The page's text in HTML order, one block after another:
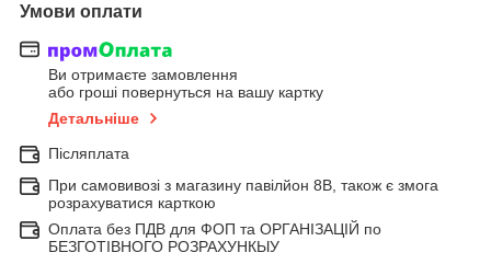
Умови оплати
Ви отримаєте замовлення
або гроші повернуться на вашу картку
Детальніше
Післяплата
При самовивозі з магазину павілйон 8В, також є змога
розрахуватися карткою
Оплата без ПДВ для ФОП та ОРГАНІЗАЦІЙ по
БЕЗГОТІВНОГО РОЗРАХУНКЫУ